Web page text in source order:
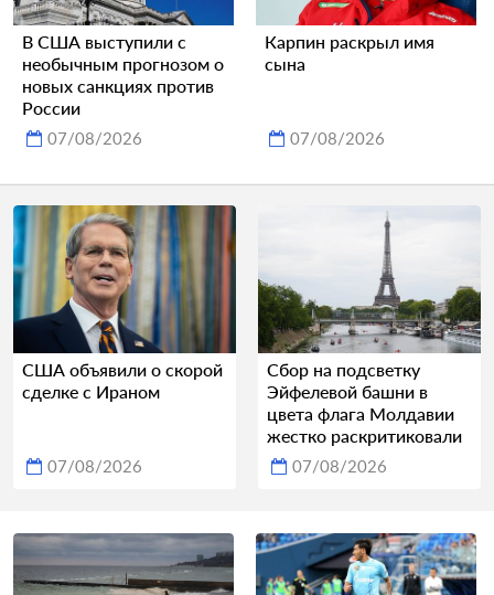
В США выступили с
необычным прогнозом о
новых санкциях против
России
07/08/2026
Карпин раскрыл имя
сына
07/08/2026
США объявили о скорой
сделке с Ираном
07/08/2026
Сбор на подсветку
Эйфелевой башни в
цвета флага Молдавии
жестко раскритиковали
07/08/2026